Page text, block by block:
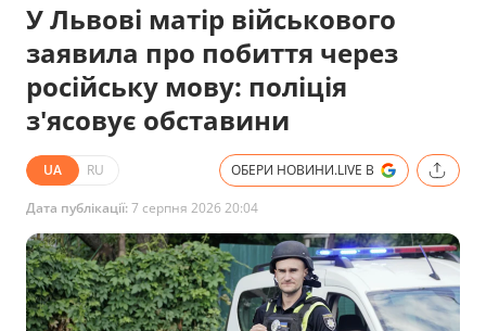
У Львові матір військового
заявила про побиття через
російську мову: поліція
з'ясовує обставини
UA RU ОБЕРИ НОВИНИ.LIVE В
Дата публікації:7 серпня 2026 20:04